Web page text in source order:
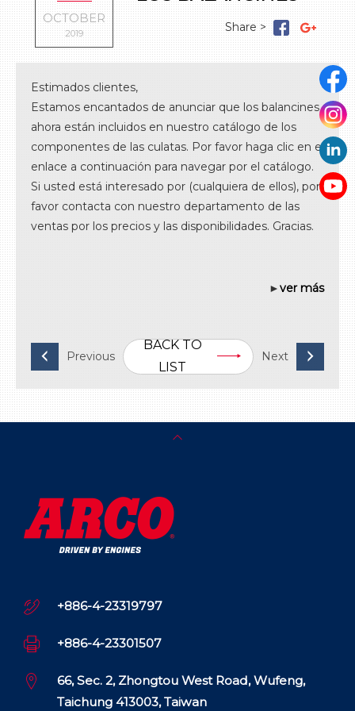
El sistema de lubricación
El sistema de combustible
El sistema del encendido
El sistema del turbo
Las partes del diversos
OCTOBER
2019
Estimados clientes,
Estamos encantados de anunciar que los balancines
ahora están incluidos en nuestro catálogo de los
componentes de las culatas. Por favor haga clic en el
enlace a continuación para navegar por el catálogo.
Si usted está interesado por (cualquiera de ellos), por
favor contacta con nuestro departamento de las
ventas por los precios y las disponibilidades. Gracias.
►ver más
BACK TO
LIST
+886-4-23319797
+886-4-23301507
66, Sec. 2, Zhongtou West Road, Wufeng,
Taichung 413003, Taiwan